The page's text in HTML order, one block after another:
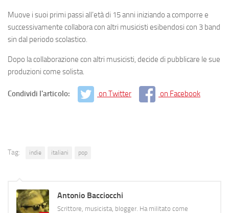
Muove i suoi primi passi all’età di 15 anni iniziando a comporre e
successivamente collabora con altri musicisti esibendosi con 3 band
sin dal periodo scolastico.
Dopo la collaborazione con altri musicisti, decide di pubblicare le sue
produzioni come solista.
Condividi l'articolo: on Twitter on Facebook
Tag: indie italiani pop
Antonio Bacciocchi
Scrittore, musicista, blogger. Ha militato come